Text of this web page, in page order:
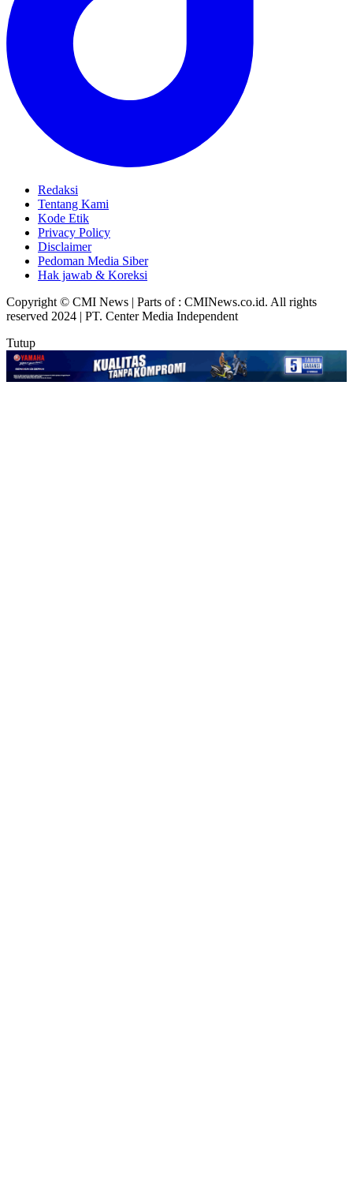
Redaksi
Tentang Kami
Kode Etik
Privacy Policy
Disclaimer
Pedoman Media Siber
Hak jawab & Koreksi
Copyright © CMI News | Parts of : CMINews.co.id. All rights
reserved 2024 | PT. Center Media Independent
Tutup